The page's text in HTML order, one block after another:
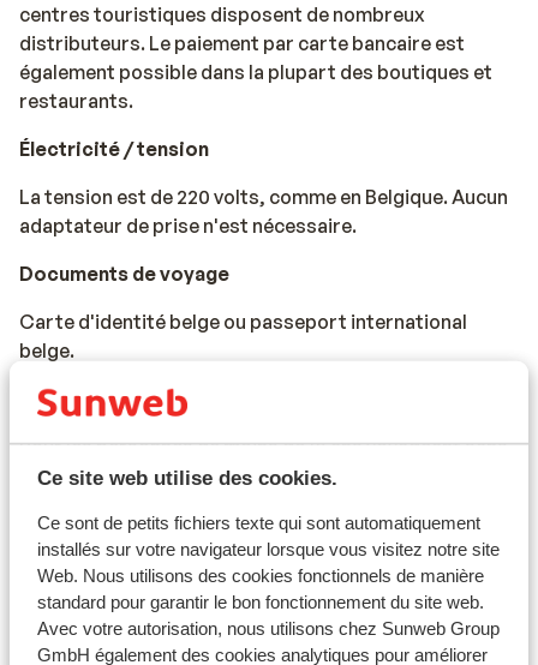
Ce site web utilise des cookies.
Ce sont de petits fichiers texte qui sont automatiquement
installés sur votre navigateur lorsque vous visitez notre site
Web. Nous utilisons des cookies fonctionnels de manière
standard pour garantir le bon fonctionnement du site web.
Avec votre autorisation, nous utilisons chez Sunweb Group
GmbH également des cookies analytiques pour améliorer
centres touristiques disposent de nombreux
distributeurs. Le paiement par carte bancaire est
également possible dans la plupart des boutiques et
restaurants.
Électricité / tension
La tension est de 220 volts, comme en Belgique. Aucun
adaptateur de prise n'est nécessaire.
Documents de voyage
Carte d'identité belge ou passeport international
belge.
Les enfants de moins de 12 ans doivent avoir la Kids-ID.
Pour les personnes de moins de 18 ans voyageant sans
adulte, une déclaration signée des parents et/ou
par l'hôtel.
Les documents de voyage doivent être valides pour
toute la durée du séjour au Portugal.
Si vous n'avez pas la nationalité belge, nous vous